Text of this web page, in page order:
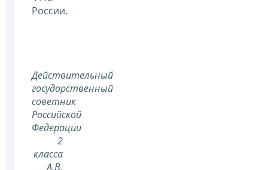
России.
Действительный
государственный
советник
Российской
Федерации
2
класса
А.В.